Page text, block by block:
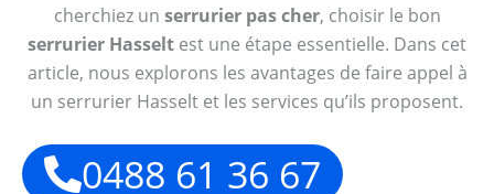
cherchiez un serrurier pas cher, choisir le bon
serrurier Hasselt est une étape essentielle. Dans cet
article, nous explorons les avantages de faire appel à
un serrurier Hasselt et les services qu’ils proposent.
0488 61 36 67